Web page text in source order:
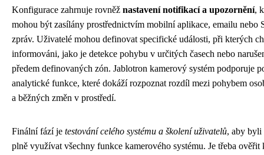
Konfigurace zahrnuje rovněž nastavení notifikací a upozornění,
mohou být zasílány prostřednictvím mobilní aplikace, emailu nebo
zpráv. Uživatelé mohou definovat specifické události, při kterých
informováni, jako je detekce pohybu v určitých časech nebo
předem definovaných zón. Jablotron kamerový systém podporuje
analytické funkce, které dokáží rozpoznat rozdíl mezi pohybem
a běžných změn v prostředí.
Finální fází je testování celého systému a školení uživatelů, aby byli
plně využívat všechny funkce kamerového systému. Je třeba ověřit